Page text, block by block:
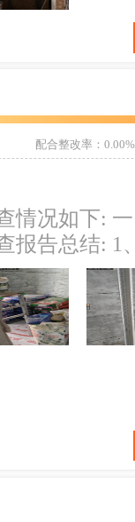
价钱还能接
的情况，第
这个样之类
做到了。最
也要弄颜色
们说工头忽
们说，我生
烦，等等之
他们的懒惰
节没谈，就
求也没收我
配合整改率：0.00%
二、现场一人施工 三、
丝，未涂刷防锈漆。 ；整
安装后未做成品保护，后
议：已安装
，安装阴阳角线修
批刮过厚，
可借助工
下一层施
平整光滑。